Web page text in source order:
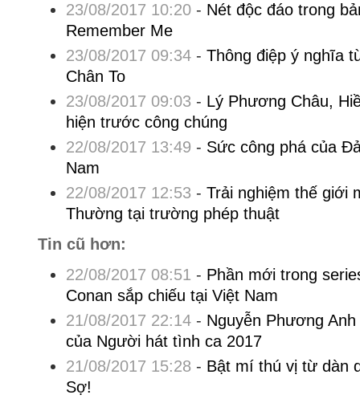
23/08/2017 10:20- Nét độc đáo trong
Remember Me
23/08/2017 09:34- Thông điệp ý nghĩa
Chân To
23/08/2017 09:03 - Lý Phương Châu,
hiện trước công chúng
22/08/2017 13:49 - Sức công phá của
Nam
22/08/2017 12:53 - Trải nghiệm thế giới
Thường tại trường phép thuật
Tin cũ hơn:
22/08/2017 08:51 - Phần mới trong
Conan sắp chiếu tại Việt Nam
21/08/2017 22:14- Nguyễn Phương
của Người hát tình ca 2017
21/08/2017 15:28 - Bật mí thú vị từ dàn
Sợ!